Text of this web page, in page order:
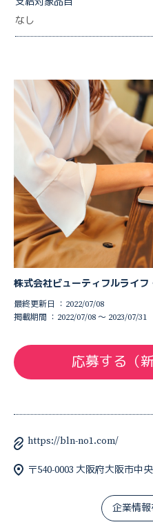
なし
株式会社ビューティフルライフ
最終更新日 ：2022/07/08
掲載期間 ：2022/07/08 〜 2023/07/31
応募する（
https://bln-no1.com/
〒540-0003 大阪府大阪市中
企業情